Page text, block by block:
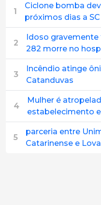
1
Ciclone bomba
próximos dias a SC
2
Idoso gravemente
282 morre no
3
Incêndio atinge
Catanduvas
4
Mulher é
estabelecimento
5
parceria entre
Catarinense e